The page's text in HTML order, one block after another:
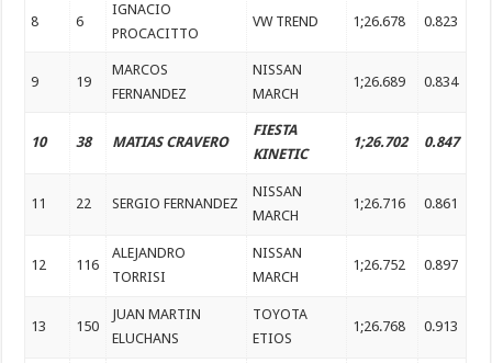
8 6
IGNACIO
PROCACITTO
VW TREND 1;26.678 0.823
9 19
MARCOS
FERNANDEZ
NISSAN
MARCH
1;26.689 0.834
10 38 MATIAS CRAVERO
FIESTA
KINETIC
1;26.702 0.847
11 22 SERGIO FERNANDEZ
NISSAN
MARCH
1;26.716 0.861
12 116
ALEJANDRO
TORRISI
NISSAN
MARCH
1;26.752 0.897
13 150
JUAN MARTIN
ELUCHANS
TOYOTA
ETIOS
1;26.768 0.913